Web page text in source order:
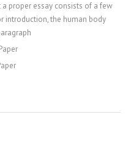
proper essay consists of a few
introduction, the human body